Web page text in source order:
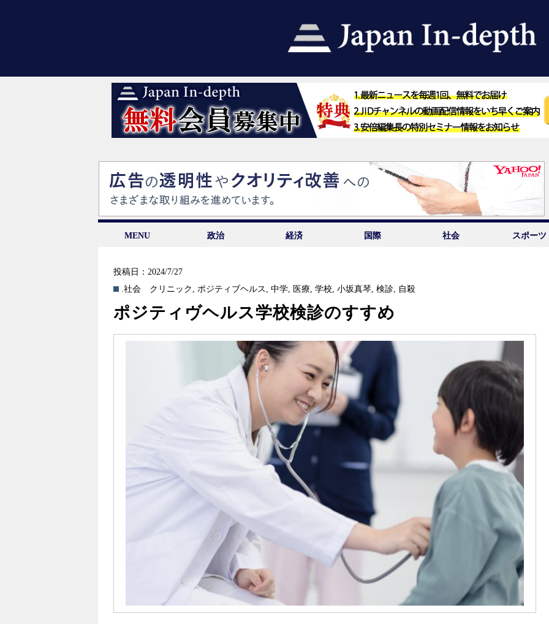
MENU 政治 経済 国際 社会 スポーツ
投稿日：2024/7/27
.社会
クリニック ,ポジティブヘルス ,中学, 医療,学校,小坂真琴,検診, 自殺
ポジティヴヘルス学校検診のすすめ